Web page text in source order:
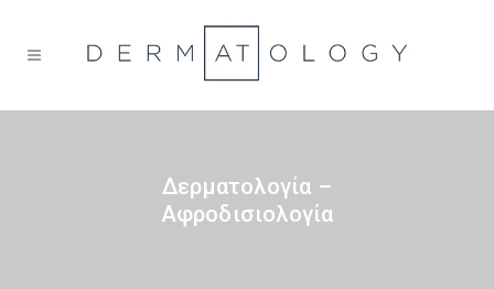
Δερματολογία –
Αφροδισιολογία